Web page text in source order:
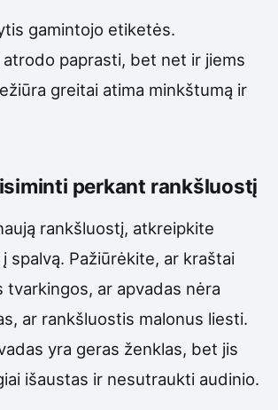
gamintojo etiketės.
atrodo paprasti, bet net ir jiems
greitai atima minkštumą ir
perkant rankšluostį
rankšluostį, atkreipkite
spalvą. Pažiūrėkite, ar kraštai
tvarkingos, ar apvadas nėra
ar rankšluostis malonus liesti.
yra geras ženklas, bet jis
išaustas ir nesutraukti audinio.